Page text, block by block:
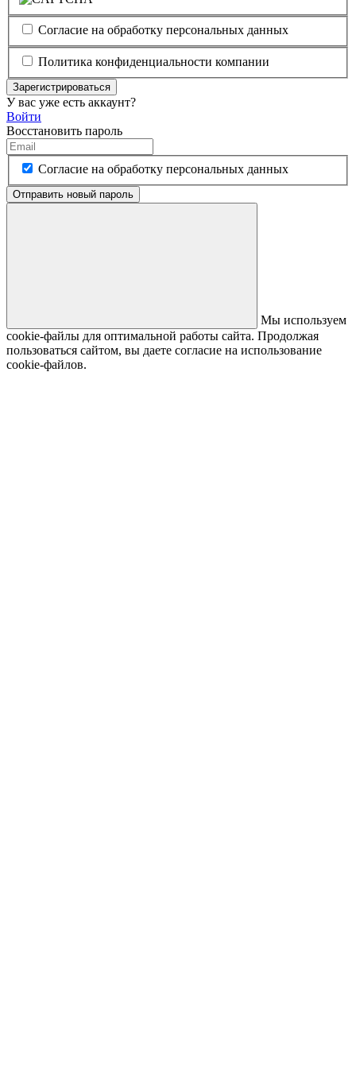
Согласие на обработку персональных данных
Политика конфиденциальности компании
Зарегистрироваться
У вас уже есть аккаунт?
Войти
Восстановить пароль
Согласие на обработку персональных данных
Отправить новый пароль
Мы используем
cookie-файлы для оптимальной работы сайта. Продолжая
пользоваться сайтом, вы даете согласие на использование
cookie-файлов.